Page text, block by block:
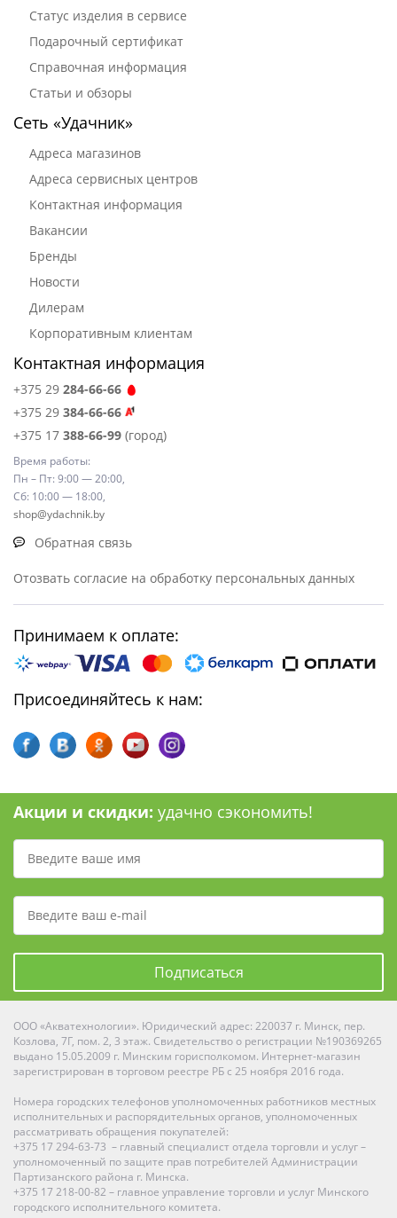
Статус изделия в сервисе
Подарочный сертификат
Справочная информация
Статьи и обзоры
Сеть «Удачник»
Адреса магазинов
Адреса сервисных центров
Контактная информация
Вакансии
Бренды
Новости
Дилерам
Корпоративным клиентам
Контактная информация
+375 29 284-66-66
+375 29 384-66-66
+375 17 388-66-99 (город)
Время работы:
Пн – Пт: 9:00 — 20:00,
Сб: 10:00 — 18:00,
shop@ydachnik.by
Обратная связь
Отозвать согласие на обработку персональных данных
Принимаем к оплате:
Присоединяйтесь к нам:
Акции и скидки: удачно сэкономить!
Подписаться
ООО «Акватехнологии». Юридический адрес: 220037 г. Минск, пер.
Козлова, 7Г, пом. 2, 3 этаж. Свидетельство о регистрации №190369265
выдано 15.05.2009 г. Минским горисполкомом. Интернет-магазин
зарегистрирован в торговом реестре РБ с 25 ноября 2016 года.
Номера городских телефонов уполномоченных работников местных
исполнительных и распорядительных органов, уполномоченных
рассматривать обращения покупателей:
+375 17 294-63-73 – главный специалист отдела торговли и услуг –
уполномоченный по защите прав потребителей Администрации
Партизанского района г. Минска.
+375 17 218-00-82 – главное управление торговли и услуг Минского
городского исполнительного комитета.